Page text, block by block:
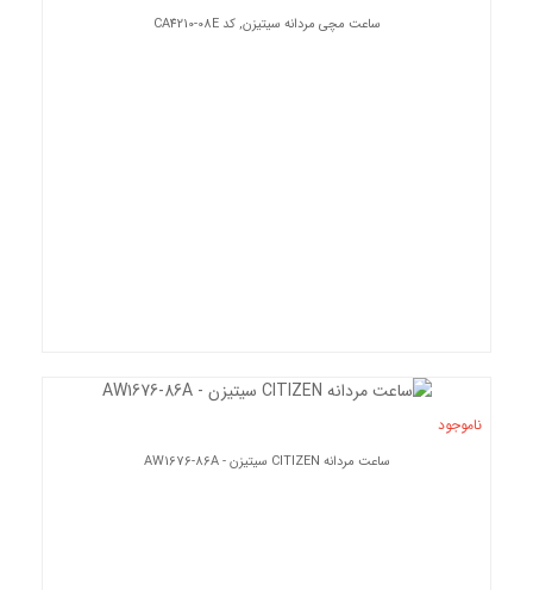
ساعت مچی مردانه سیتیزن, کد CA4210-08E
ناموجود
ساعت مردانه CITIZEN سیتیزن - AW1676-86A